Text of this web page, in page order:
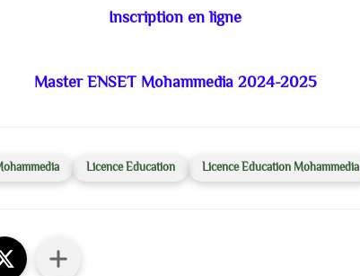
Inscription en ligne
Master ENSET Mohammedia 2024-2025
Licence Education Licence Education Mohammedia